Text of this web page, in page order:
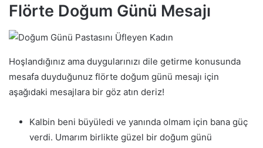
Flörte Doğum Günü Mesajı
Hoşlandığınız ama duygularınızı dile getirme konusunda
mesafa duyduğunuz flörte doğum günü mesajı için
aşağıdaki mesajlara bir göz atın deriz!
Kalbin beni büyüledi ve yanında olmam için bana güç
verdi. Umarım birlikte güzel bir doğum günü